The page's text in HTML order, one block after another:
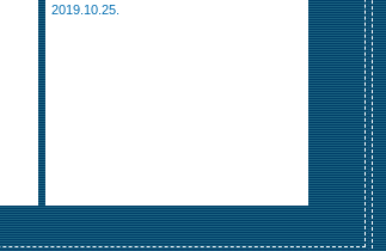
2019.10.25.